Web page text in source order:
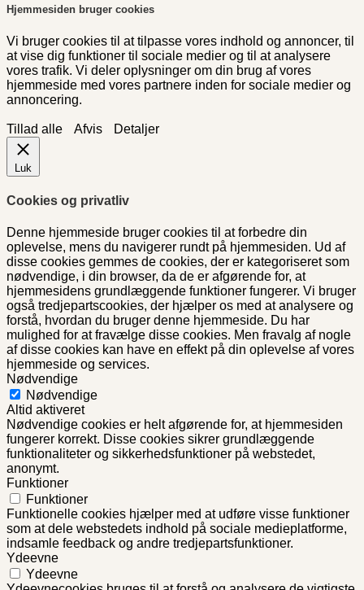
Hjemmesiden bruger cookies
Vi bruger cookies til at tilpasse vores indhold og annoncer, til
at vise dig funktioner til sociale medier og til at analysere
vores trafik. Vi deler oplysninger om din brug af vores
hjemmeside med vores partnere inden for sociale medier og
annoncering.
Tillad alle Afvis Detaljer
Luk
Cookies og privatliv
Denne hjemmeside bruger cookies til at forbedre din
oplevelse, mens du navigerer rundt på hjemmesiden. Ud af
disse cookies gemmes de cookies, der er kategoriseret som
nødvendige, i din browser, da de er afgørende for, at
hjemmesidens grundlæggende funktioner fungerer. Vi bruger
også tredjepartscookies, der hjælper os med at analysere og
forstå, hvordan du bruger denne hjemmeside. Du har
mulighed for at fravælge disse cookies. Men fravalg af nogle
af disse cookies kan have en effekt på din oplevelse af vores
hjemmeside og services.
Nødvendige
Nødvendige
Altid aktiveret
Nødvendige cookies er helt afgørende for, at hjemmesiden
fungerer korrekt. Disse cookies sikrer grundlæggende
funktionaliteter og sikkerhedsfunktioner på webstedet,
anonymt.
Funktioner
Funktioner
Funktionelle cookies hjælper med at udføre visse funktioner
som at dele webstedets indhold på sociale medieplatforme,
indsamle feedback og andre tredjepartsfunktioner.
Ydeevne
Ydeevne